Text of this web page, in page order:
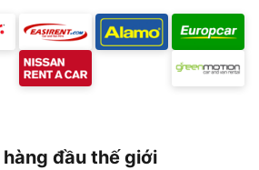
đầu thế giới